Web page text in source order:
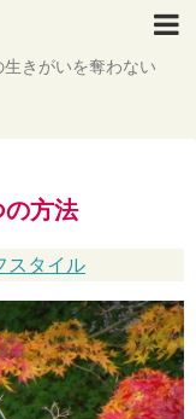
きがいを奪わない
の方法
スタイル